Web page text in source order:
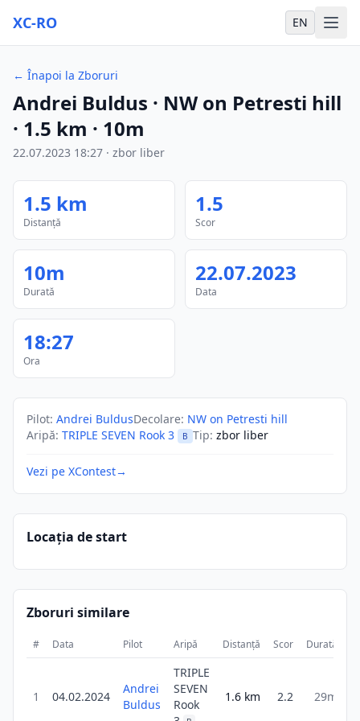
XC-RO EN
← Înapoi la Zboruri
Andrei Buldus · NW on Petresti hill
· 1.5 km · 10m
22.07.2023 18:27 · zbor liber
1.5 km
Distanță
1.5
Scor
10m
Durată
22.07.2023
Data
18:27
Ora
Pilot: Andrei BuldusDecolare: NW on Petresti hill
Aripă: TRIPLE SEVEN Rook 3 B Tip: zbor liber
Vezi pe XContest→
Locația de start
Zboruri similare
# Data Pilot Aripă Distanță Scor Durată
1 04.02.2024
Andrei
Buldus
TRIPLE
SEVEN
Rook
1.6 km 2.2 29m